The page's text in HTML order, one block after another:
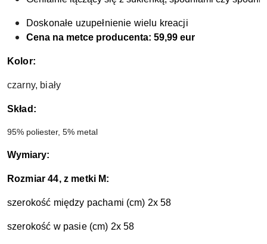
Doskonałe uzupełnienie wielu kreacji
Cena na metce producenta: 59,99 eur
Kolor:
czarny, biały
Skład :
95% poliester, 5% metal
Wymiary:
Rozmiar 44, z metki M:
szerokość między pachami (cm) 2x 58
szerokość w pasie (cm) 2x 58